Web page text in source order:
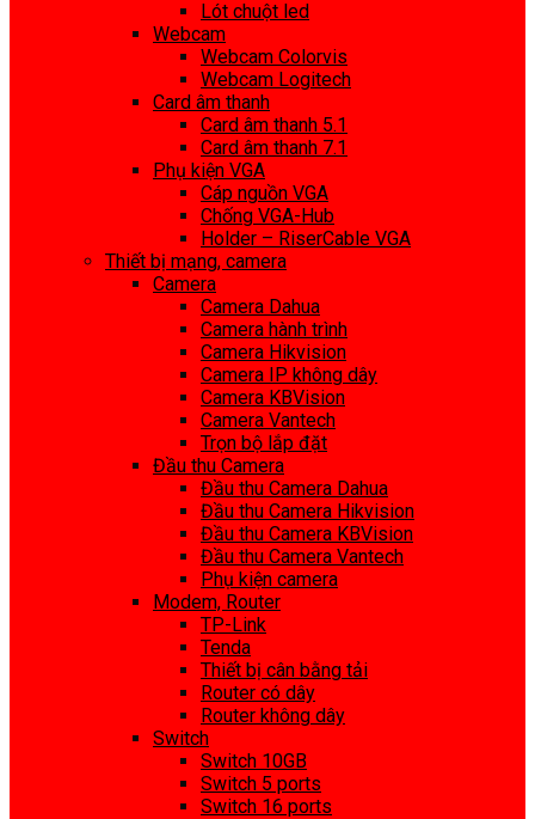
Lót chuột led
Webcam
Webcam Colorvis
Webcam Logitech
Card âm thanh
Card âm thanh 5.1
Card âm thanh 7.1
Phụ kiện VGA
Cáp nguồn VGA
Chống VGA-Hub
Holder – RiserCable VGA
Thiết bị mạng, camera
Camera
Camera Dahua
Camera hành trình
Camera Hikvision
Camera IP không dây
Camera KBVision
Camera Vantech
Trọn bộ lắp đặt
Đầu thu Camera
Đầu thu Camera Dahua
Đầu thu Camera Hikvision
Đầu thu Camera KBVision
Đầu thu Camera Vantech
Phụ kiện camera
Modem, Router
TP-Link
Tenda
Thiết bị cân bằng tải
Router có dây
Router không dây
Switch
Switch 10GB
Switch 5 ports
Switch 16 ports